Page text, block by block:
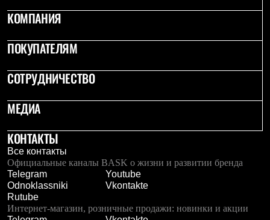
Теплое термобелье
Легкое термобелье
Флисовая одежда
Брюки
Детская одежда
Комбинезоны
Брюки
Утепленная синтетикой
Комбинезоны
Куртки
Брюки
Лёгкая одежда
Футболки
Толстовки
КОМПАНИЯ
ПОКУПАТЕЛЯМ
СОТРУДНИЧЕСТВО
МЕДИА
КОНТАКТЫ
Все контакты
Официальные каналы BASK о жизни и развитии бренда
Telegram
Youtube
Odnoklassniki
Vkontakte
Rutube
Интернет-магазин, розничные продажи: новинки и акции